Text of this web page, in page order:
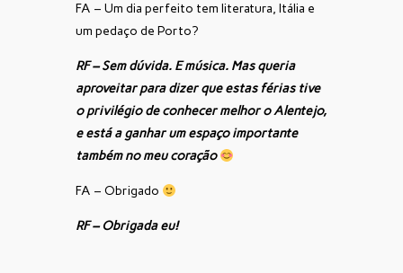
FA – Um dia perfeito tem literatura, Itália e
um pedaço de Porto?
RF – Sem dúvida. E música. Mas queria
aproveitar para dizer que estas férias tive
o privilégio de conhecer melhor o Alentejo,
e está a ganhar um espaço importante
também no meu coração
FA – Obrigado
RF – Obrigada eu!